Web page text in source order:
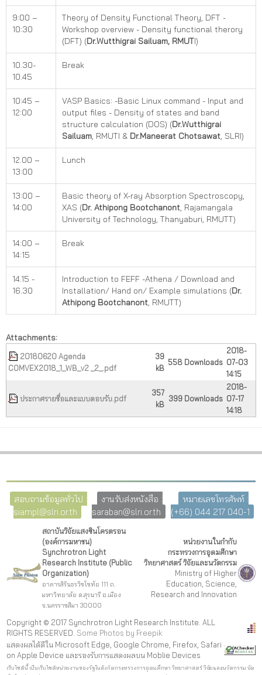
9:00 –
10:30
Theory of Density Functional Theory, DFT -
Workshop overview - Density functional therory
(DFT) (Dr.Wutthigrai Sailuam, RMUTI)
10.30-
10.45
Break
10:45 –
12:00
VASP Basics: -Basic Linux command - Input and
output files - Density of states and band
structure calculation (DOS) (Dr.Wutthigrai
Sailuam , RMUTI & Dr.Maneerat Chotsawat , SLRI)
12.00 –
13:00
Lunch
13:00 –
14:00
Basic theory of X-ray Absorption Spectroscopy,
XAS (Dr. Athipong Bootchanont , Rajamangala
University of Technology, Thanyaburi, RMUTT)
14:00 –
14:15
Break
14.15 -
16.30
Introduction to FEFF -Athena / Download and
Installation/ Hand on/ Example simulations (Dr.
Athipong Bootchanont , RMUTT)
Attachments:
20180620 Agenda
COMVEX2018_1_WB_v2 _2_.pdf
39
kB
558 Downloads
2018-
07-03
14:15
ประกาศรายชื่อและแบบตอบรับ.pdf
357
kB
399 Downloads
2018-
07-17
14:18
สอบถามข้อมูลทั่วไป :
siampl@slri.or.th
งานรับส่งหนังสือ :
saraban@slri.or.th
หมายเลขโทรศัพท์ :
(+66) 044 217 040-1
สถาบันวิจัยแสงซินโครตรอน
(องค์การมหาชน)
Synchrotron Light
Research Institute (Public
Organization)
อาคารสิรินธรวิชโชทัย 111 ถ.
มหาวิทยาลัย ต.สุรนารี อ.เมือง
จ.นครราชสีมา 30000
หน่วยงานในกำกับ
กระทรวงการอุดมศึกษา
วิทยาศาสตร์ วิจัยและนวัตกรรม
Ministry of Higher
Education, Science,
Research and Innovation
Copyright © 2017 Synchrotron Light Research Institute. ALL
RIGHTS RESERVED. Some Photos by Freepik
แสดงผลได้ดีใน Microsoft Edge, Google Chrome, Firefox, Safari
on Apple Device และรองรับการแสดงผลบน Moblie Devices
เว็บไซต์นี้ เป็นเว็บไซต์หน่วยงานของรัฐในสังกัดกระทรวงการอุดมศึกษา วิทยาศาสตร์ วิจัยและนวัตกรรม จัด